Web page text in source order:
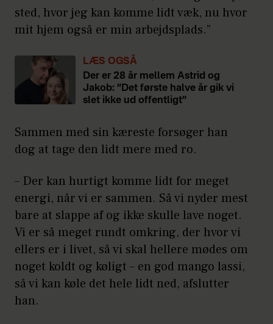
sted, hvor jeg kan komme lidt væk, nu hvor
mit hjem også er min arbejdsplads.”
LÆS OGSÅ
Der er 28 år mellem Astrid og
Jakob: ”Det første halve år gik vi
slet ikke ud offentligt”
Sammen med sin kæreste forsøger han
dog at tage den lidt mere med ro.
– Der kan hurtigt komme lidt for meget
energi, når vi er sammen. Så vi nyder mest
bare at slappe af og ikke skulle lave noget.
Vi er så meget rundt omkring, der hvor vi
ellers er i livet, så vi skal hellere mødes om
noget koldt og køligt – en god mango lassi,
så vi kan køle det hele lidt ned, afslutter
han.